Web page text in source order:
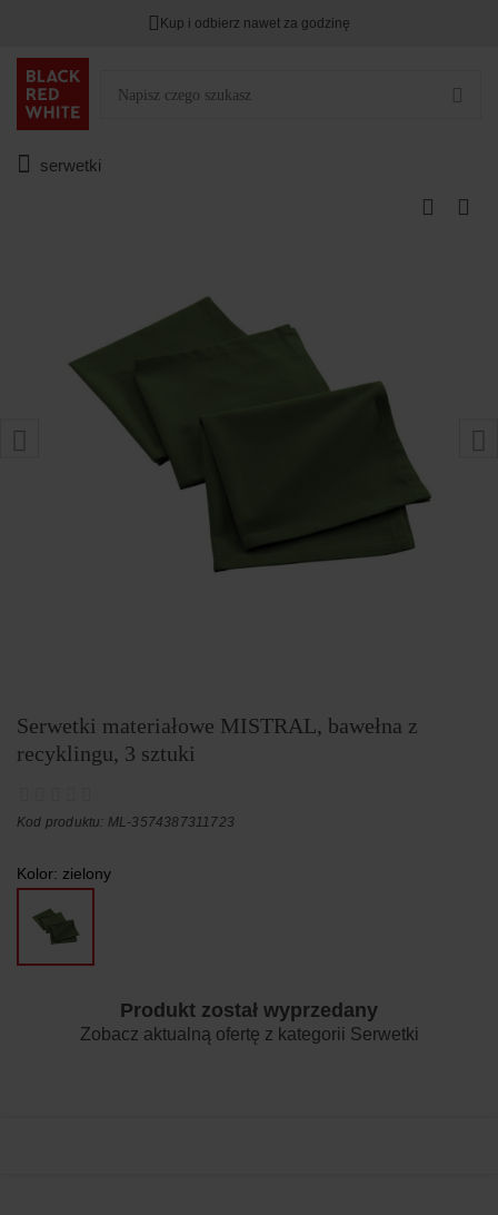
Kup i odbierz nawet za godzinę
serwetki
Serwetki materiałowe MISTRAL, bawełna z
recyklingu, 3 sztuki
Kod produktu: ML-3574387311723
Kolor: zielony
Produkt został wyprzedany
Zobacz aktualną ofertę z kategorii Serwetki